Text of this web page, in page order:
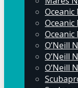
O’Neill
O’Neill
O’Neill